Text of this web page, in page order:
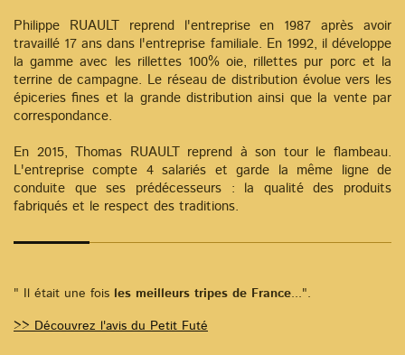
Philippe RUAULT reprend l'entreprise en 1987 après avoir
travaillé 17 ans dans l'entreprise familiale. En 1992, il développe
la gamme avec les rillettes 100% oie, rillettes pur porc et la
terrine de campagne. Le réseau de distribution évolue vers les
épiceries fines et la grande distribution ainsi que la vente par
correspondance.
En 2015, Thomas RUAULT reprend à son tour le flambeau.
L'entreprise compte 4 salariés et garde la même ligne de
conduite que ses prédécesseurs : la qualité des produits
fabriqués et le respect des traditions.
" Il était une fois les meilleurs tripes de France...".
>> Découvrez l'avis du Petit Futé